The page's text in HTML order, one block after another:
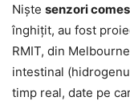
Nişte senzori
înghiţit, au fost
RMIT, din
intestinal
timp real, date pe